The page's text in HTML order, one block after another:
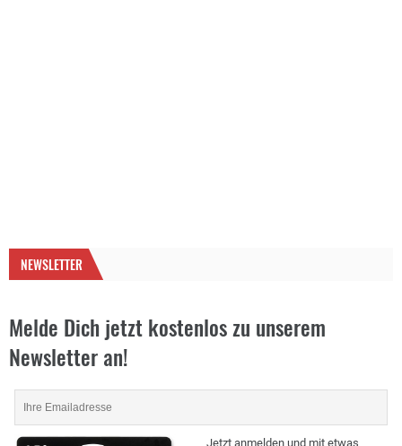
NEWSLETTER
Melde Dich jetzt kostenlos zu unserem
Newsletter an!
Jetzt anmelden und mit etwas